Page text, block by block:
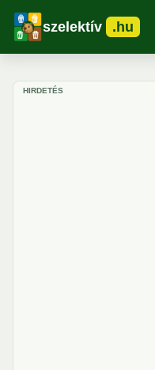
szelektív .hu
HIRDETÉS